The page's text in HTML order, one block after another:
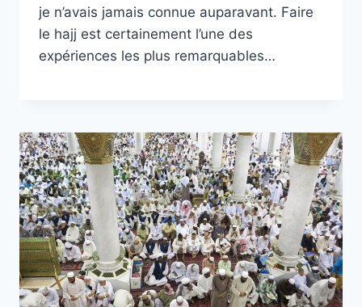
je n’avais jamais connue auparavant. Faire
le hajj est certainement l’une des
expériences les plus remarquables…